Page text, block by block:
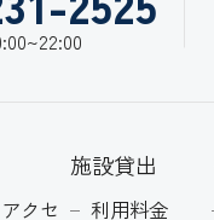
クセ
施設貸出
利用料金